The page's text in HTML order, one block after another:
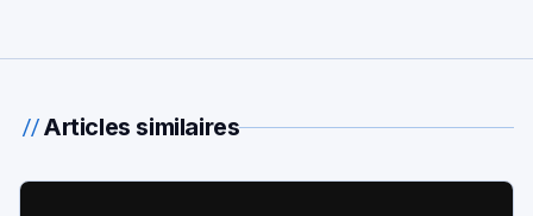
Articles similaires